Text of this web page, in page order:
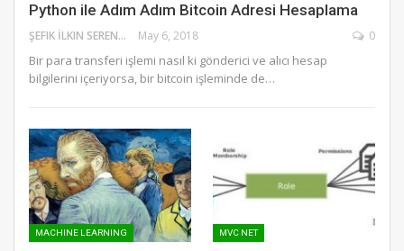
Python ile Adım Adım Bitcoin Adresi Hesaplama
ŞEFIK İLKIN SERENGIL May 6, 2018 0
Bir para transferi işlemi nasıl ki gönderici ve alıcı hesap
bilgilerini içeriyorsa, bir bitcoin işleminde de…
MACHINE LEARNING MVC NET